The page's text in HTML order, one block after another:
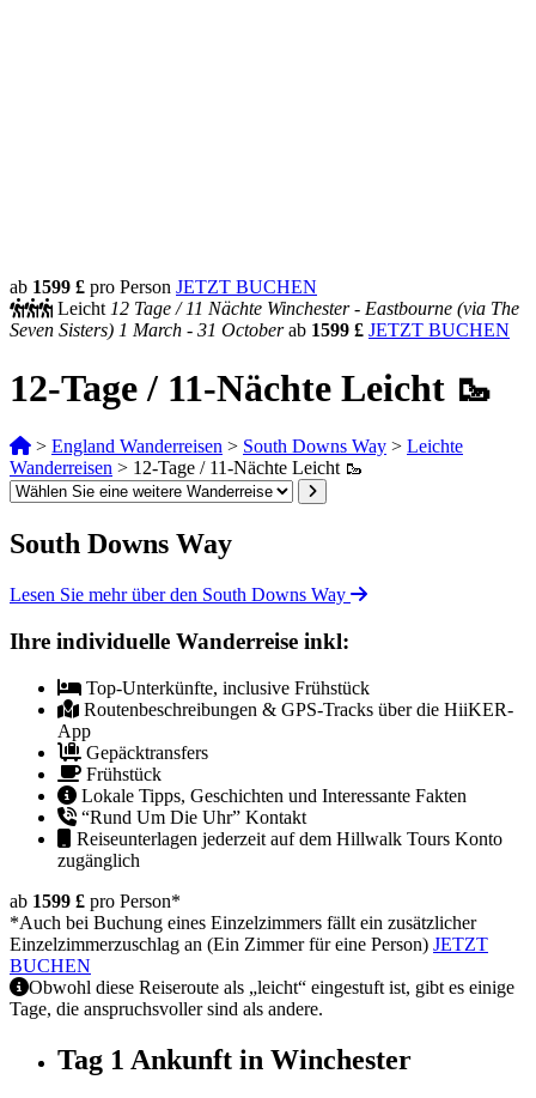
ab 1599 £ pro Person JETZT BUCHEN
Leicht 12 Tage / 11 Nächte Winchester - Eastbourne (via The
Seven Sisters) 1 March - 31 Octoberab 1599 £ JETZT BUCHEN
12-Tage / 11-Nächte Leicht 🥾
> England Wanderreisen > South Downs Way > Leichte
Wanderreisen > 12-Tage / 11-Nächte Leicht 🥾
South Downs Way
Lesen Sie mehr über den South Downs Way
Ihre individuelle Wanderreise inkl:
Top-Unterkünfte, inclusive Frühstück
Routenbeschreibungen & GPS-Tracks über die HiiKER-
App
Gepäcktransfers
Frühstück
Lokale Tipps, Geschichten und Interessante Fakten
“Rund Um Die Uhr” Kontakt
Reiseunterlagen jederzeit auf dem Hillwalk Tours Konto
zugänglich
ab 1599 £ pro Person*
*Auch bei Buchung eines Einzelzimmers fällt ein zusätzlicher
Einzelzimmerzuschlag an (Ein Zimmer für eine Person) JETZT
BUCHEN
Obwohl diese Reiseroute als „leicht“ eingestuft ist, gibt es einige
Tage, die anspruchsvoller sind als andere.
Tag 1 Ankunft in Winchester